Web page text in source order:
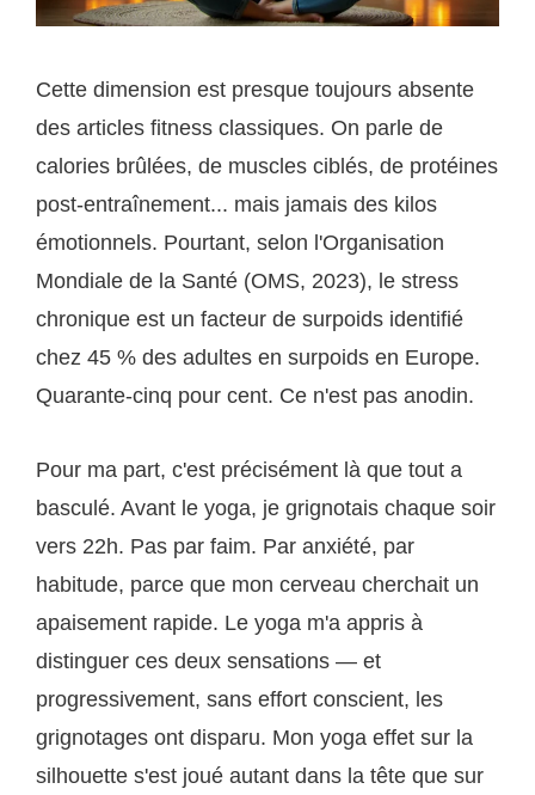
Cette dimension est presque toujours absente
des articles fitness classiques. On parle de
calories brûlées, de muscles ciblés, de protéines
post-entraînement... mais jamais des kilos
émotionnels. Pourtant, selon l'Organisation
Mondiale de la Santé (OMS, 2023), le stress
chronique est un facteur de surpoids identifié
chez 45 % des adultes en surpoids en Europe.
Quarante-cinq pour cent. Ce n'est pas anodin.
Pour ma part, c'est précisément là que tout a
basculé. Avant le yoga, je grignotais chaque soir
vers 22h. Pas par faim. Par anxiété, par
habitude, parce que mon cerveau cherchait un
apaisement rapide. Le yoga m'a appris à
distinguer ces deux sensations — et
progressivement, sans effort conscient, les
grignotages ont disparu. Mon yoga effet sur la
silhouette s'est joué autant dans la tête que sur